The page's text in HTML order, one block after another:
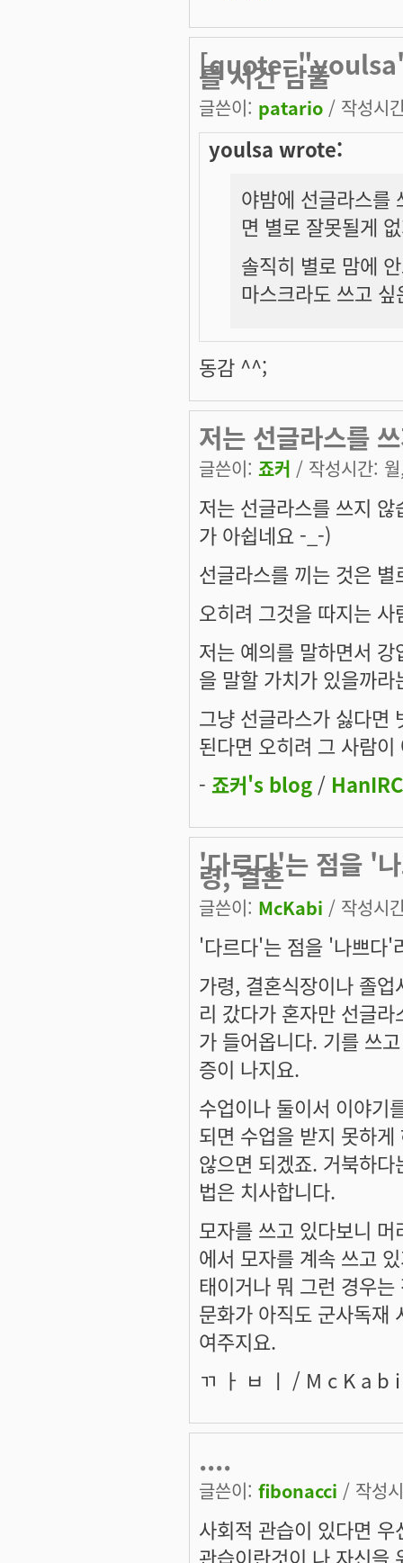
[quote="youlsa"]
를 서건 남들
글쓴이: patario / 작성시
youlsa wrote:
야밤에 선글라스를
면 별로 잘못될게
솔직히 별로 맘에
마스크라도 쓰고
동감 ^^;
저는 선글라스를
글쓴이: 죠커 / 작성시간:
저는 선글라스를 쓰지
가 아쉽네요 -_-)
선글라스를 끼는 것은
오히려 그것을 따지는
저는 예의를 말하면서
을 말할 가치가 있을까
그냥 선글라스가 싫다면
된다면 오히려 그 사람
- 죠커's blog /
'다르다'는 점을 '
령, 결혼
글쓴이: McKabi / 작성시
'다르다'는 점을 '나쁘다'
가령, 결혼식장이나 졸
리 갔다가 혼자만 선글
가 들어옵니다. 기를 쓰
증이 나지요.
수업이나 둘이서 이야기
되면 수업을 받지 못하
않으면 되겠죠. 거북하
법은 치사합니다.
모자를 쓰고 있다보니
에서 모자를 계속 쓰고
태이거나 뭐 그런 경우
문화가 아직도 군사독재
여주지요.
ㄲ ㅏ ㅂ ㅣ / M c K a
....
글쓴이: fibonacci / 작성
사회적 관습이 있다면
관습이란것이 나 자신을